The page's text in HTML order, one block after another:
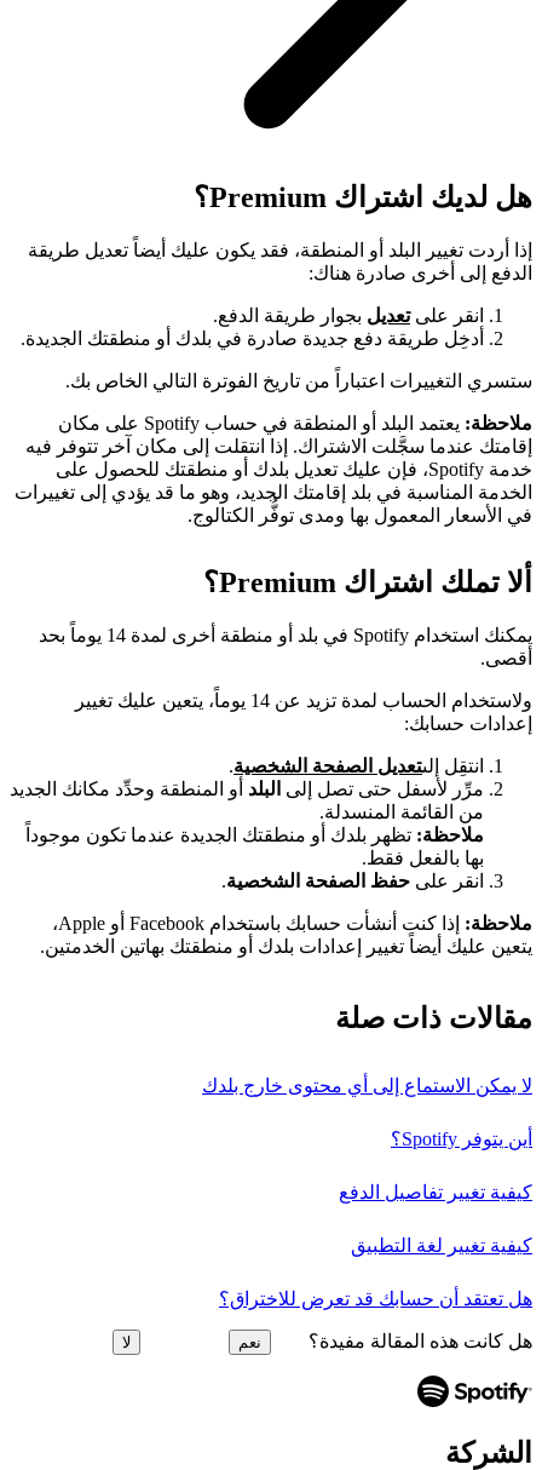
هل لديك اشتراك Premium؟
إذا أردت تغيير البلد أو المنطقة، فقد يكون عليك أيضاً تعديل طريقة
الدفع إلى أخرى صادرة هناك:
انقر علىتعديل بجوار طريقة الدفع.
أدخِل طريقة دفع جديدة صادرة في بلدك أو منطقتك الجديدة.
ستسري التغييرات اعتباراً من تاريخ الفوترة التالي الخاص بك.
ملاحظة:
يعتمد البلد أو المنطقة في حساب Spotify على مكان
إقامتك عندما سجَّلت الاشتراك. إذا انتقلت إلى مكان آخر تتوفر فيه
خدمة Spotify، فإن عليك تعديل بلدك أو منطقتك للحصول على
الخدمة المناسبة في بلد إقامتك الجديد، وهو ما قد يؤدي إلى تغييرات
في الأسعار المعمول بها ومدى توفُّر الكتالوج.
ألا تملك اشتراك Premium؟
يمكنك استخدام Spotify في بلد أو منطقة أخرى لمدة 14 يوماً بحد
أقصى.
ولاستخدام الحساب لمدة تزيد عن 14 يوماً، يتعين عليك تغيير
إعدادات حسابك:
انتقِل إلىتعديل الصفحة الشخصية.
مرِّر لأسفل حتى تصل إلى البلد أو المنطقة وحدِّد مكانك الجديد
من القائمة المنسدلة.
ملاحظة: تظهر بلدك أو منطقتك الجديدة عندما تكون موجوداً
بها بالفعل فقط.
انقر على حفظ الصفحة الشخصية.
ملاحظة:
إذا كنت أنشأت حسابك باستخدام Facebook أو Apple،
يتعين عليك أيضاً تغيير إعدادات بلدك أو منطقتك بهاتين الخدمتين.
مقالات ذات صلة
لا يمكن الاستماع إلى أي محتوى خارج بلدك
أين يتوفر Spotify؟
كيفية تغيير تفاصيل الدفع
كيفية تغيير لغة التطبيق
هل تعتقد أن حسابك قد تعرض للاختراق؟
هل كانت هذه المقالة مفيدة؟ نعم لا
الشركة